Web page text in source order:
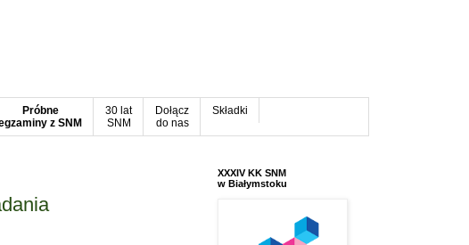
Próbne
z SNM
30 lat
SNM
Dołącz
do nas
Składki
XXXIV KK SNM
w Białymstoku